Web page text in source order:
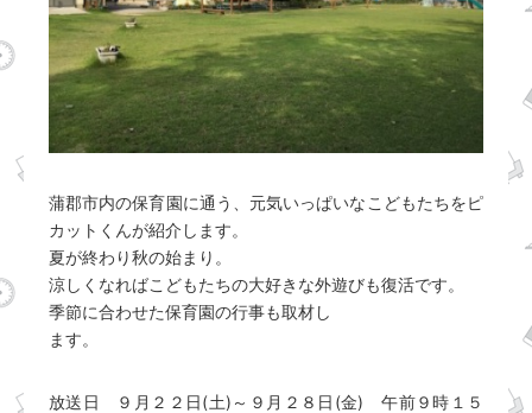
蒲郡市内の保育園に通う、元気いっぱいなこどもたちをピ
カットくんが紹介します。
夏が終わり秋の始まり。
涼しくなればこどもたちの大好きな外遊びも復活です。
季節に合わせた保育園の行事も取材し
ます。
放送日 ９月２２日(土)～９月２８日(金) 午前９時１５